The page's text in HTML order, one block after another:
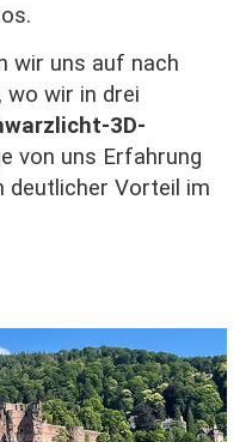
wir uns auf nach
wo wir in drei
3D-
von uns Erfahrung
deutlicher Vorteil im